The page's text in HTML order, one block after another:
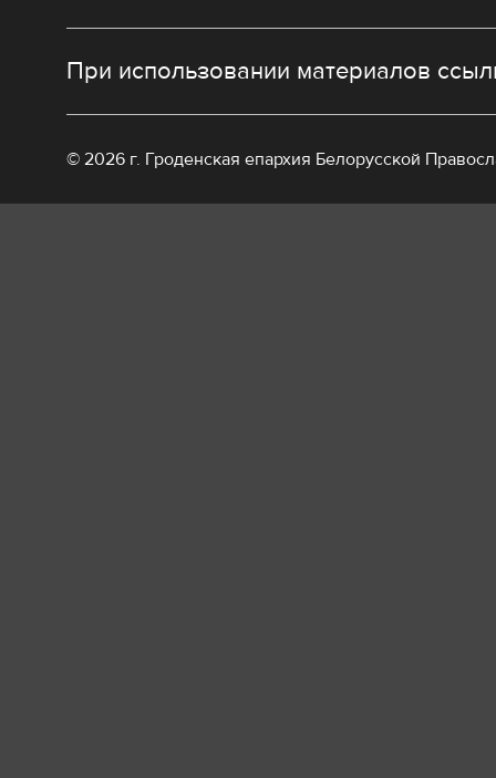
При использовании материалов
© 2026 г. Гроденская епархия Белорусской